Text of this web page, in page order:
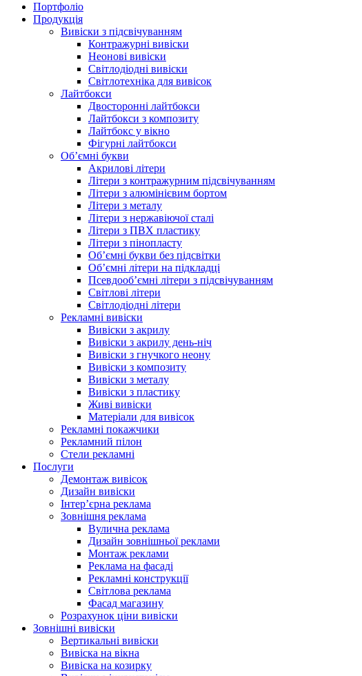
Портфоліо
Продукція
Вивіски з підсвічуванням
Контражурні вивіски
Неонові вивіски
Світлодіодні вивіски
Світлотехніка для вивісок
Лайтбокси
Двосторонні лайтбокси
Лайтбокси з композиту
Лайтбокс у вікно
Фігурні лайтбокси
Об’ємні букви
Акрилові літери
Літери з контражурним підсвічуванням
Літери з алюмінієвим бортом
Літери з металу
Літери з нержавіючої сталі
Літери з ПВХ пластику
Літери з пінопласту
Об’ємні букви без підсвітки
Об’ємні літери на підкладці
Псевдооб’ємні літери з підсвічуванням
Світлові літери
Світлодіодні літери
Рекламні вивіски
Вивіски з акрилу
Вивіски з акрилу день-ніч
Вивіски з гнучкого неону
Вивіски з композиту
Вивіски з металу
Вивіски з пластику
Живі вивіски
Матеріали для вивісок
Рекламні покажчики
Рекламний пілон
Стели рекламні
Послуги
Демонтаж вивісок
Дизайн вивіски
Інтер’єрна реклама
Зовнішня реклама
Вулична реклама
Дизайн зовнішньої реклами
Монтаж реклами
Реклама на фасаді
Рекламні конструкції
Світлова реклама
Фасад магазину
Розрахунок ціни вивіски
Зовнішні вивіски
Вертикальні вивіски
Вивіска на вікна
Вивіска на козирку